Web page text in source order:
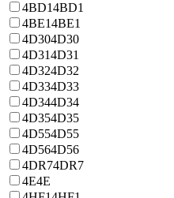
4BD14BD1
4BE14BE1
4D304D30
4D314D31
4D324D32
4D334D33
4D344D34
4D354D35
4D554D55
4D564D56
4DR74DR7
4E4E